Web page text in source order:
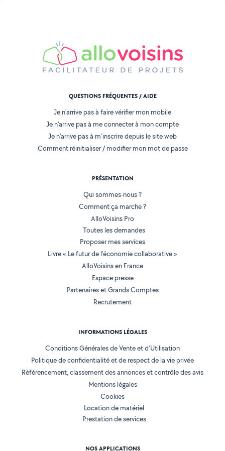
QUESTIONS FRÉQUENTES / AIDE
Je n'arrive pas à faire vérifier mon mobile
Je n'arrive pas à me connecter à mon compte
Je n'arrive pas à m'inscrire depuis le site web
Comment réinitialiser / modifier mon mot de passe
PRÉSENTATION
Qui sommes-nous ?
Comment ça marche ?
AlloVoisins Pro
Toutes les demandes
Proposer mes services
Livre « Le futur de l'économie collaborative »
AlloVoisins en France
Espace presse
Partenaires et Grands Comptes
Recrutement
INFORMATIONS LÉGALES
Conditions Générales de Vente et d'Utilisation
Politique de confidentialité et de respect de la vie privée
Référencement, classement des annonces et contrôle des avis
Mentions légales
Cookies
Location de matériel
Prestation de services
NOS APPLICATIONS